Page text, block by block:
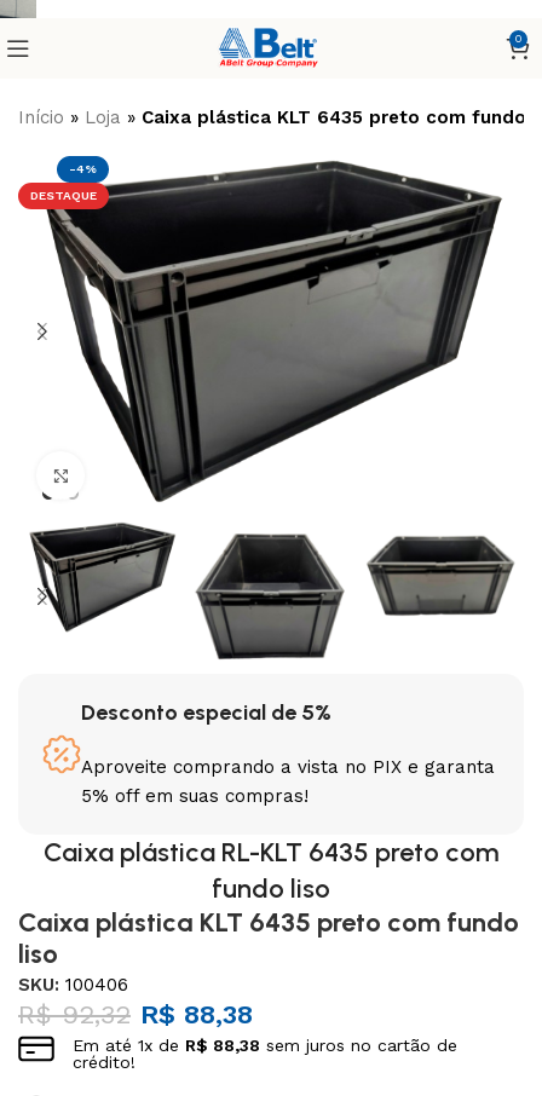
0
Início » Loja » Caixa plástica KLT 6435 preto com fundo
-4%
DESTAQUE
Clique para ampliar
Desconto especial de 5%
Aproveite comprando a vista no PIX e garanta
5% off em suas compras!
Caixa plástica RL-KLT 6435 preto com
fundo liso
Caixa plástica KLT 6435 preto com fundo
liso
SKU:100406
R$92,32 R$ 88,38
Em até1x de R$ 88,38 sem juros no cartão de
crédito!